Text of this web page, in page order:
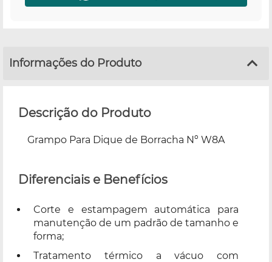
Informações do Produto
Descrição do Produto
Grampo Para Dique de Borracha Nº W8A
Diferenciais e Benefícios
Corte e estampagem automática para
manutenção de um padrão de tamanho e
forma;
Tratamento térmico a vácuo com